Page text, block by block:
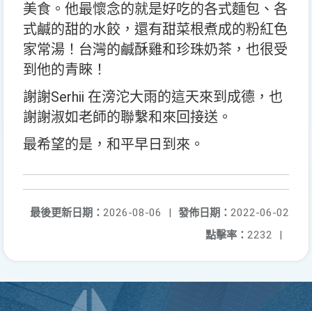
美食。他最懷念的就是好吃的各式麵包、各
式鹹的甜的水餃，還有甜菜根煮成的粉紅色
家常湯！台灣的鹹酥雞和珍珠奶茶，也很受
到他的青睞！
謝謝Serhii 在滂沱大雨的這天來到成德，也
謝謝淑如老師的聯繫和來回接送。
最希望的是，和平早日到來。
發佈日期： 2022-06-02
最後更新日期： 2026-08-06
|
點擊率： 2232 |